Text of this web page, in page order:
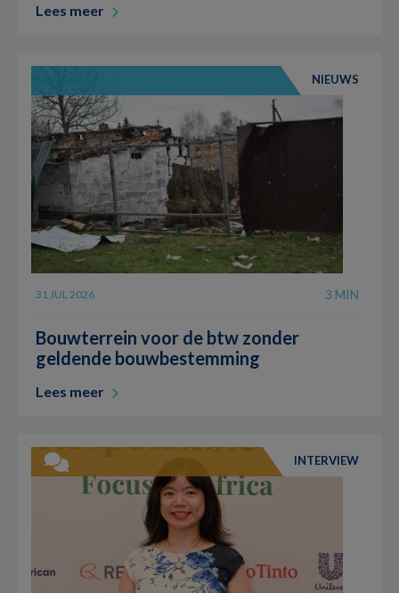
Lees meer
NIEUWS
31 JUL 2026 3 MIN
Bouwterrein voor de btw zonder
geldende bouwbestemming
Lees meer
INTERVIEW